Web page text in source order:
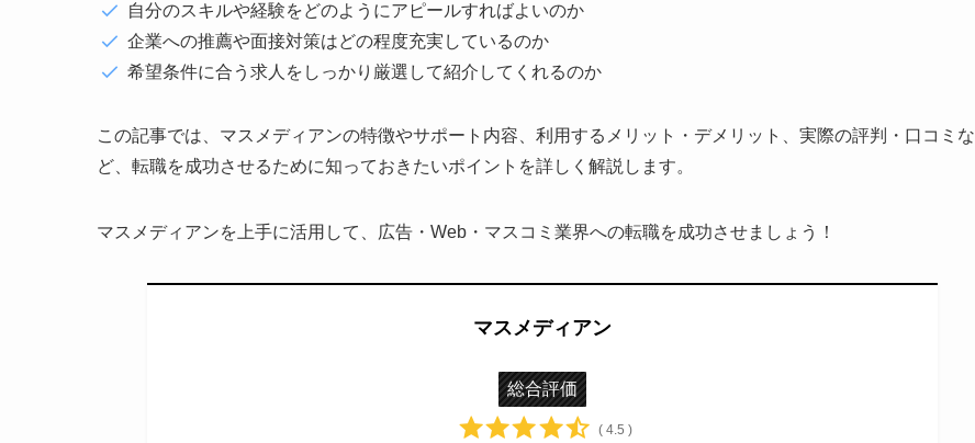
自分のスキルや経験をどのようにアピールすればよいのか
企業への推薦や面接対策はどの程度充実しているのか
希望条件に合う求人をしっかり厳選して紹介してくれるのか
この記事では、マスメディアンの特徴やサポート内容、利用するメリット・デメリット、実際の評判・口コミな
ど、転職を成功させるために知っておきたいポイントを詳しく解説します。
マスメディアンを上手に活用して、広告・Web・マスコミ業界への転職を成功させましょう！
マスメディアン
総合評価
( 4.5 )